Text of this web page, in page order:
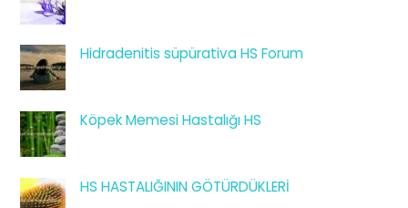
Hidradenitis süpürativa HS Forum
Köpek Memesi Hastalığı HS
HS HASTALIĞININ GÖTÜRDÜKLERİ